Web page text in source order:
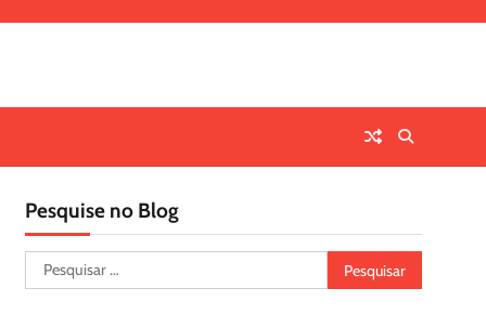
Pesquise no Blog
Pesquisar
por: